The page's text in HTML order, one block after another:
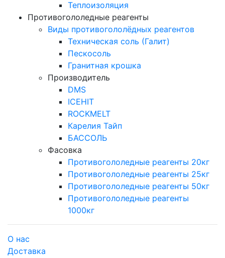
Теплоизоляция
Противогололедные реагенты
Виды противогололёдных реагентов
Техническая соль (Галит)
Пескосоль
Гранитная крошка
Производитель
DMS
ICEHIT
ROCKMELT
Карелия Тайп
БАССОЛЬ
Фасовка
Противогололедные реагенты 20кг
Противогололедные реагенты 25кг
Противогололедные реагенты 50кг
Противогололедные реагенты
1000кг
О нас
Доставка